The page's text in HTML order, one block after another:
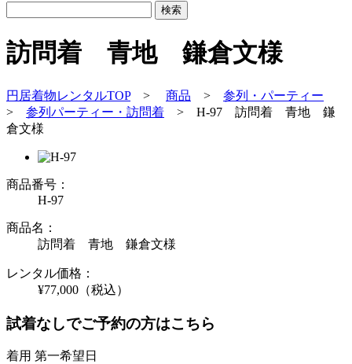
訪問着 青地 鎌倉文様
円居着物レンタルTOP> 商品 > 参列・パーティー
> 参列パーティー・訪問着 > H-97 訪問着 青地 鎌
倉文様
商品番号：
H-97
商品名：
訪問着 青地 鎌倉文様
レンタル価格：
¥77,000 （税込）
試着なしでご予約の方はこちら
着用 第一希望日